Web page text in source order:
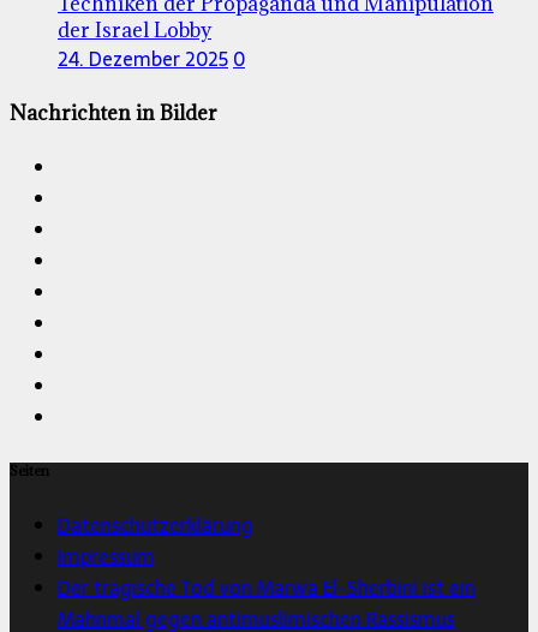
der Israel Lobby
24. Dezember 20250
Nachrichten in Bilder
Seiten
Datenschutzerklärung
Impressum
Der tragische Tod von Marwa El-Sherbini ist ein
Mahnmal gegen antimuslimischen Rassismus